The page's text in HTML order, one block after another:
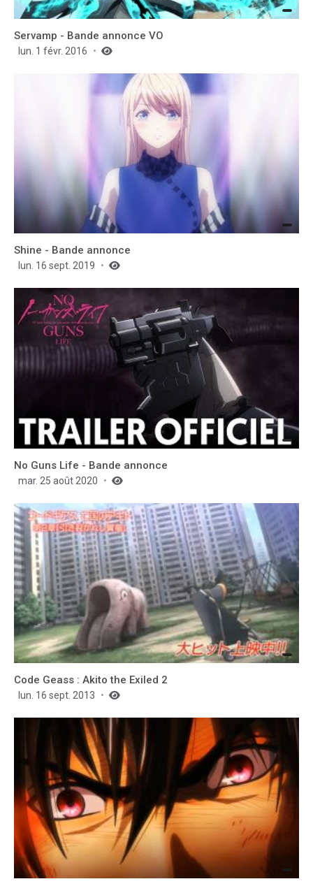
Servamp - Bande annonce VO
lun. 1 févr. 2016
Shine - Bande annonce
lun. 16 sept. 2019
No Guns Life - Bande annonce
mar. 25 août 2020
Code Geass : Akito the Exiled 2
lun. 16 sept. 2013